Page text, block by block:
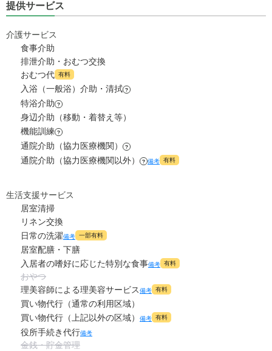
水道・光熱費
上乗せ介護費
その他
介護保険料
月額費用 ? 22.5 万円
家賃
管理費 ?
食費 ?
水道・光熱費
上乗せ介護費 ? 0
介護保険料
提供サービス
介護サービス
食事介助
排泄介助・おむつ交換
おむつ代 有料
入浴（一般浴）介助・清拭 ?
特浴介助 ?
身辺介助（移動・着替え等）
機能訓練 ?
通院介助（協力医療機関） ?
通院介助（協力医療機関以外） ? 備考 有料
生活支援サービス
居室清掃
リネン交換
日常の洗濯備考 一部有料
居室配膳・下膳
入居者の嗜好に応じた特別な食事備考 有料
おやつ
理美容師による理美容サービス備考 有料
買い物代行（通常の利用区域）
買い物代行（上記以外の区域）
備考 有料
役所手続き代行備考
金銭・貯金管理